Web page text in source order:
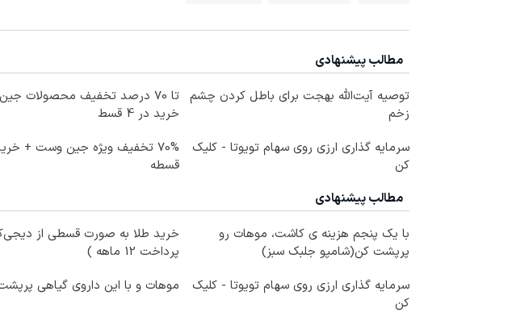
مطالب پیشنهادی
توصیه آیت‌الله بهجت برای باطل کردن چشم
زخم
تا 70 درصد تخفیف محصولات
خرید در 4 قسط
سرمایه گذاری ارزی روی سهام تویوتا - کلیک
کن
قسطه
مطالب پیشنهادی
با یک پنجم هزینه ی کاشت، موهات رو
پرپشت کن(شامپو جلبک سبز)
خرید طلا به صورت قسطی از
پرداخت 12 ماهه )
سرمایه گذاری ارزی روی سهام تویوتا - کلیک
کن
موهات و با این داروی گیاهی